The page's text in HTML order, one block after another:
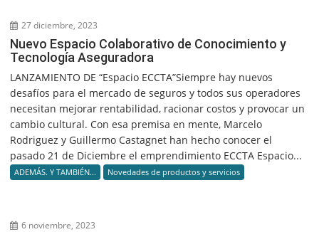
27 diciembre, 2023
Nuevo Espacio Colaborativo de Conocimiento y
Tecnología Aseguradora
LANZAMIENTO DE “Espacio ECCTA”Siempre hay nuevos
desafíos para el mercado de seguros y todos sus operadores
necesitan mejorar rentabilidad, racionar costos y provocar un
cambio cultural. Con esa premisa en mente, Marcelo
Rodriguez y Guillermo Castagnet han hecho conocer el
pasado 21 de Diciembre el emprendimiento ECCTA Espacio...
ADEMÁS. Y TAMBIÉN... Novedades de productos y servicios
6 noviembre, 2023